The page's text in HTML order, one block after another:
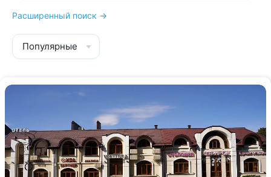
Расширенный поиск →
Популярные